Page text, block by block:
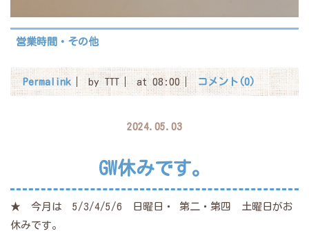
営業時間・その他
Permalink by TTT at 08:00 コメント(0)
2024.05.03
GW休みです。
★ 今月は 5/3/4/5/6 日曜日・ 第二・第四 土曜日がお
休みです。